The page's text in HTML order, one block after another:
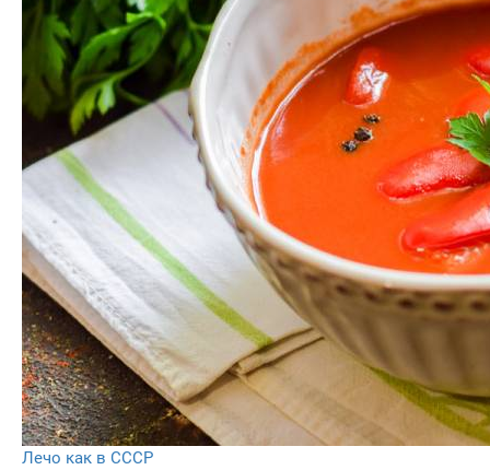
Лечо как в СССР